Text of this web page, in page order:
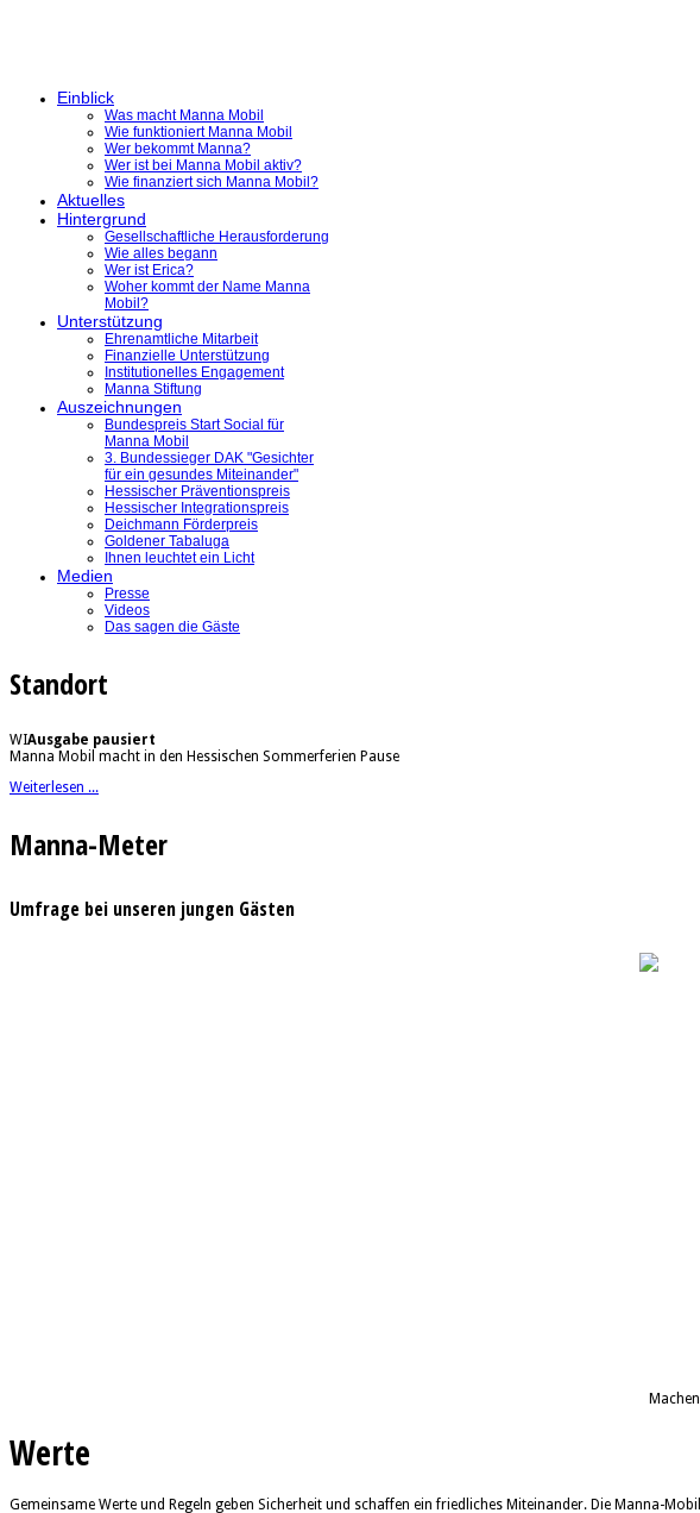
Einblick
Was macht Manna Mobil
Wie funktioniert Manna Mobil
Wer bekommt Manna?
Wer ist bei Manna Mobil aktiv?
Wie finanziert sich Manna Mobil?
Aktuelles
Hintergrund
Gesellschaftliche Herausforderung
Wie alles begann
Wer ist Erica?
Woher kommt der Name Manna
Mobil?
Unterstützung
Ehrenamtliche Mitarbeit
Finanzielle Unterstützung
Institutionelles Engagement
Manna Stiftung
Auszeichnungen
Bundespreis Start Social für
Manna Mobil
3. Bundessieger DAK "Gesichter
für ein gesundes Miteinander"
Hessischer Präventionspreis
Hessischer Integrationspreis
Deichmann Förderpreis
Goldener Tabaluga
Ihnen leuchtet ein Licht
Medien
Presse
Videos
Das sagen die Gäste
Standort
WIAusgabe pausiert
Manna Mobil macht in den Hessischen Sommerferien Pause
Weiterlesen ...
Manna-Meter
Umfrage bei unseren jungen Gästen
Werte
Gemeinsame Werte und Regeln geben Sicherheit und schaffen ein friedliches Miteinander. Die Manna-